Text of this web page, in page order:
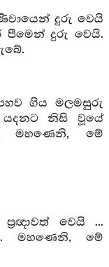
දුරු වෙයි
පීමෙන් දුරු වෙයි.
ගිය මලමසුරු
නිසි වූයේ
මහණෙනි, මේ
වෙයි ...
මහණෙනි, මේ